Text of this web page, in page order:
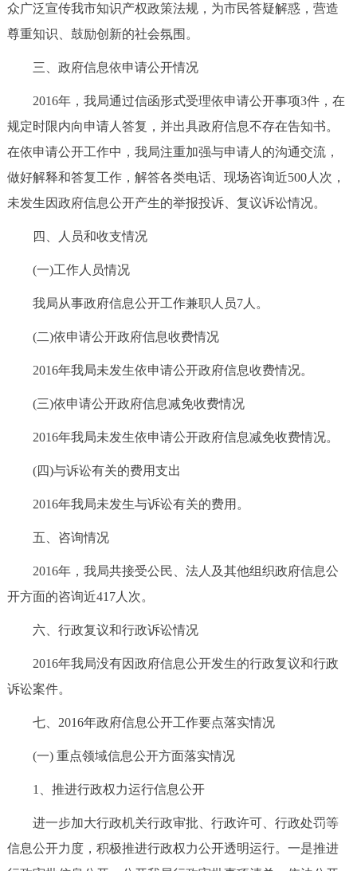
众广泛宣传我市知识产权政策法规，为市民答疑解惑，营造
尊重知识、鼓励创新的社会氛围。
三、政府信息依申请公开情况
2016年，我局通过信函形式受理依申请公开事项3件，在
规定时限内向申请人答复，并出具政府信息不存在告知书。
在依申请公开工作中，我局注重加强与申请人的沟通交流，
做好解释和答复工作，解答各类电话、现场咨询近500人次，
未发生因政府信息公开产生的举报投诉、复议诉讼情况。
四、人员和收支情况
(一)工作人员情况
我局从事政府信息公开工作兼职人员7人。
(二)依申请公开政府信息收费情况
2016年我局未发生依申请公开政府信息收费情况。
(三)依申请公开政府信息减免收费情况
2016年我局未发生依申请公开政府信息减免收费情况。
(四)与诉讼有关的费用支出
2016年我局未发生与诉讼有关的费用。
五、咨询情况
2016年，我局共接受公民、法人及其他组织政府信息公
开方面的咨询近417人次。
六、行政复议和行政诉讼情况
2016年我局没有因政府信息公开发生的行政复议和行政
诉讼案件。
七、2016年政府信息公开工作要点落实情况
(一) 重点领域信息公开方面落实情况
1、推进行政权力运行信息公开
进一步加大行政机关行政审批、行政许可、行政处罚等
信息公开力度，积极推进行政权力公开透明运行。一是推进